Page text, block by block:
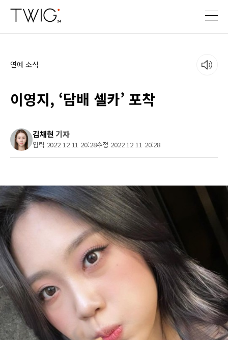
연예 소식
이영지, ‘담배 셀카’ 포착
김채현 기자
입력 2022 12 11 20:28수정 2022 12 11 20:28